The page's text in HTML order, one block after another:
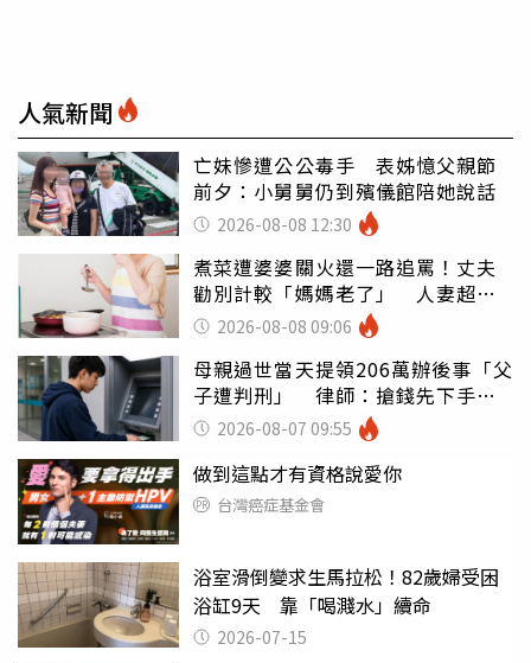
人氣新聞
亡妹慘遭公公毒手 表姊憶父親節
前夕：小舅舅仍到殯儀館陪她說話
2026-08-08 12:30
煮菜遭婆婆關火還一路追罵！丈夫
勸別計較「媽媽老了」 人妻超崩
潰：我像台傭
2026-08-08 09:06
母親過世當天提領206萬辦後事「父
子遭判刑」 律師：搶錢先下手是
罪 2026-08-07 09:55
做到這點才有資格說愛你
台灣癌症基金會
浴室滑倒變求生馬拉松！82歲婦受困
浴缸9天 靠「喝濺水」續命
2026-07-15